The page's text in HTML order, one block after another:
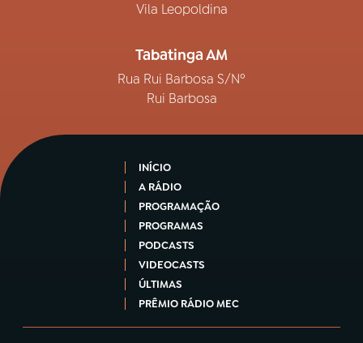
Vila Leopoldina
Tabatinga AM
Rua Rui Barbosa S/Nº
Rui Barbosa
INÍCIO
A RÁDIO
PROGRAMAÇÃO
PROGRAMAS
PODCASTS
VIDEOCASTS
ÚLTIMAS
PRÊMIO RÁDIO MEC